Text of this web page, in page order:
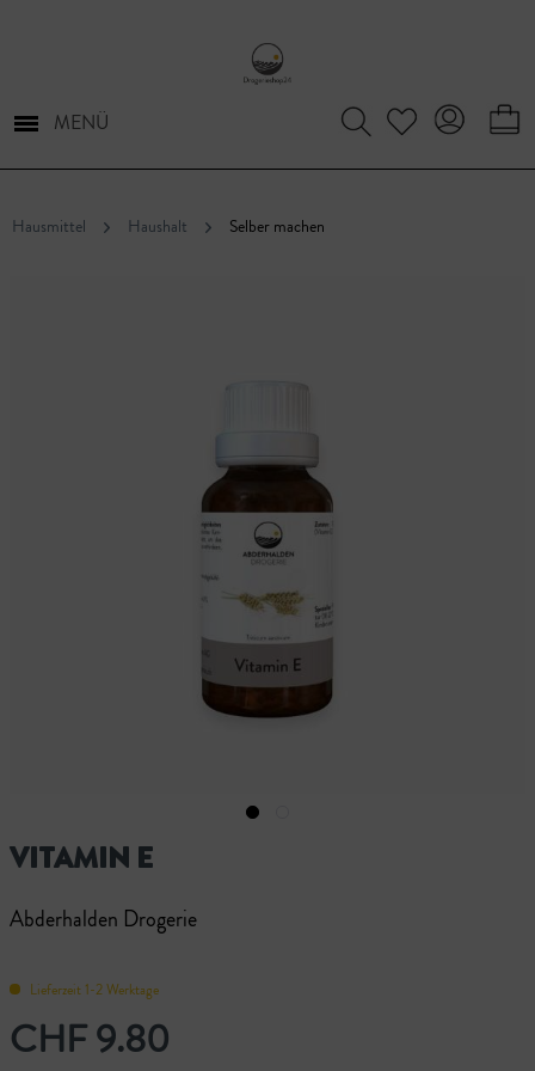
MENÜ
Hausmittel Haushalt Selber machen
VITAMIN E
Abderhalden Drogerie
Lieferzeit 1-2 Werktage
CHF 9.80